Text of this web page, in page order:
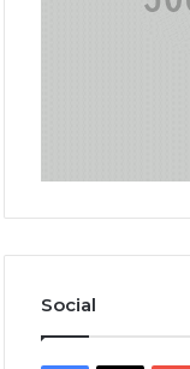
Social